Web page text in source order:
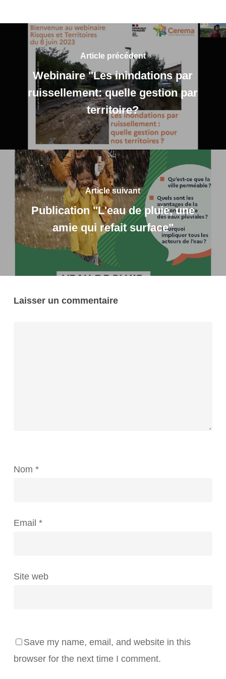
Article précédent
Webinaire "Les inindations par
ruissellement: quelle gestion par
territoire?
Article suivant
Publication "L'eau de pluie, une
amie qui refait surface"
Laisser un commentaire
Nom *
Email *
Site web
Save my name, email, and website in this
browser for the next time I comment.